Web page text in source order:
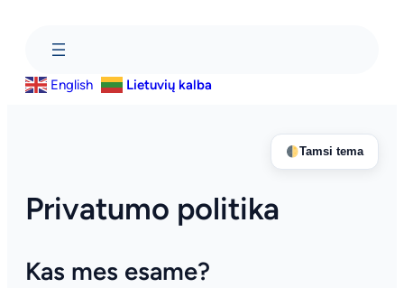
English
Lietuvių kalba
Tamsi tema
Privatumo politika
Kas mes esame?